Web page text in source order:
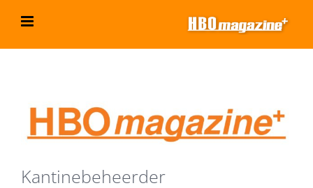
inhoud
grotere
afbeelding
Kantinebeheerder